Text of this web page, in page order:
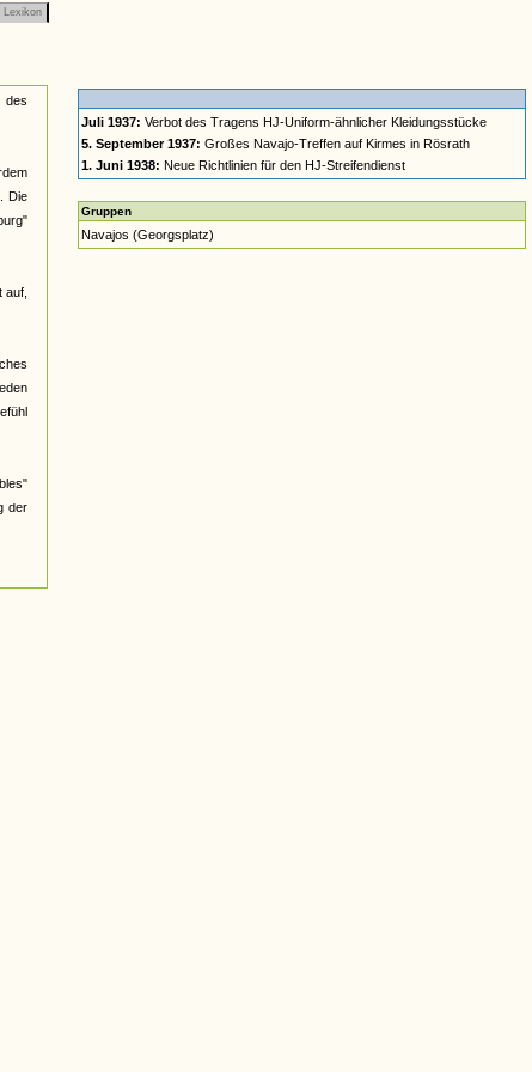
Lexikon
des
Die
der
Juli 1937: Verbot des Tragens HJ-Uniform-ähnlicher Kleidungsstücke
5. September 1937: Großes Navajo-Treffen auf Kirmes in Rösrath
1. Juni 1938: Neue Richtlinien für den HJ-Streifendienst
Gruppen
Navajos (Georgsplatz)